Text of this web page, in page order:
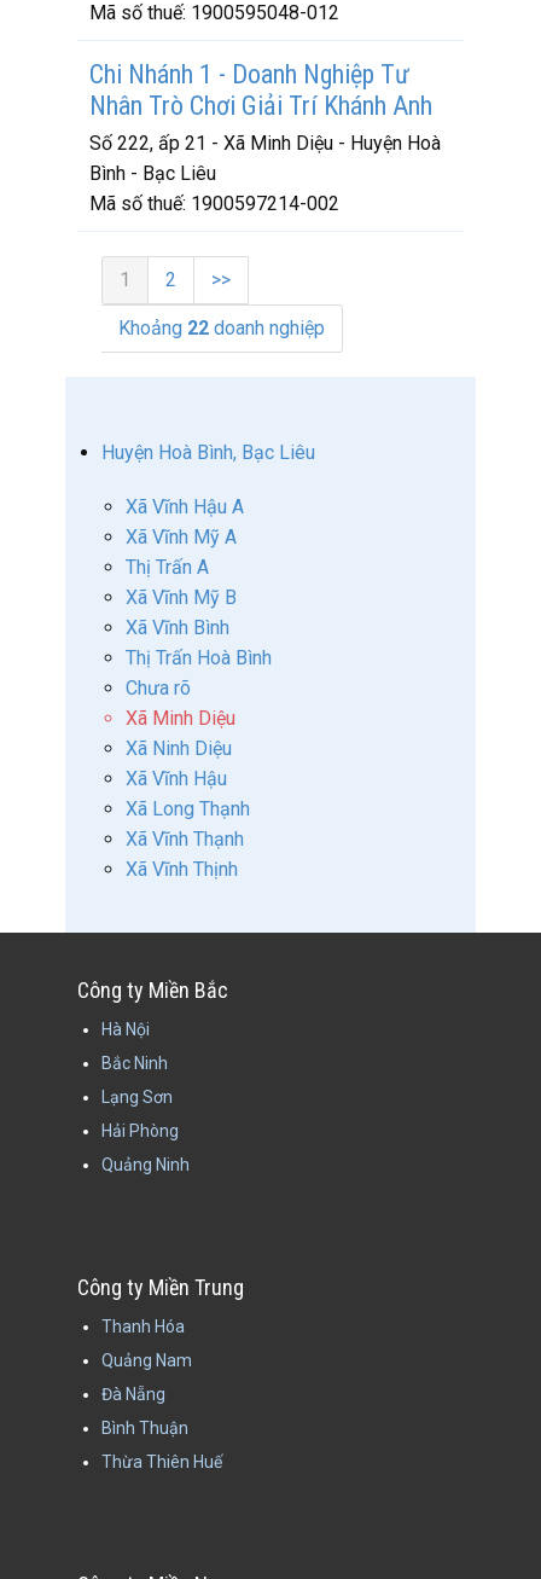
Mã số thuế: 1900595048-012
Chi Nhánh 1 - Doanh Nghiệp Tư
Nhân Trò Chơi Giải Trí Khánh Anh
Số 222, ấp 21 - Xã Minh Diệu - Huyện Hoà
Bình - Bạc Liêu
Mã số thuế: 1900597214-002
1 2 >>
Khoảng 22 doanh nghiệp
Huyện Hoà Bình, Bạc Liêu
Xã Vĩnh Hậu A
Xã Vĩnh Mỹ A
Thị Trấn A
Xã Vĩnh Mỹ B
Xã Vĩnh Bình
Thị Trấn Hoà Bình
Chưa rõ
Xã Minh Diệu
Xã Ninh Diệu
Xã Vĩnh Hậu
Xã Long Thạnh
Xã Vĩnh Thạnh
Xã Vĩnh Thịnh
Công ty Miền Bắc
Hà Nội
Bắc Ninh
Lạng Sơn
Hải Phòng
Quảng Ninh
Công ty Miền Trung
Thanh Hóa
Quảng Nam
Đà Nẵng
Bình Thuận
Thừa Thiên Huế